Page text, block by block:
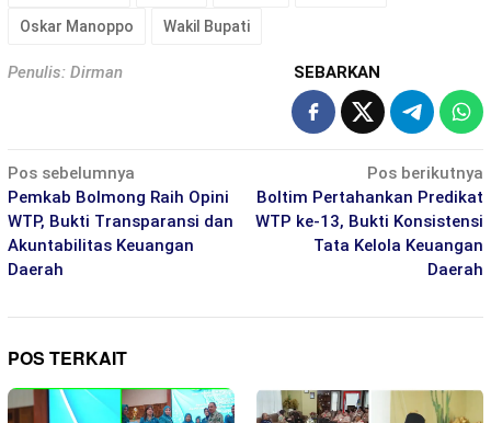
Oskar Manoppo Wakil Bupati
Penulis: Dirman SEBARKAN
Navigasi
pos
Pos sebelumnya
Pemkab Bolmong Raih Opini
WTP, Bukti Transparansi dan
Akuntabilitas Keuangan
Daerah
Pos berikutnya
Boltim Pertahankan Predikat
WTP ke-13, Bukti Konsistensi
Tata Kelola Keuangan
Daerah
POS TERKAIT